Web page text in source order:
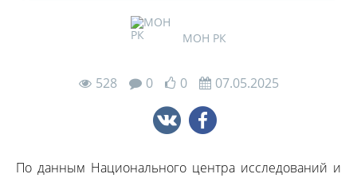
МОН РК
528 0 0 07.05.2025
По данным Национального центра исследований и